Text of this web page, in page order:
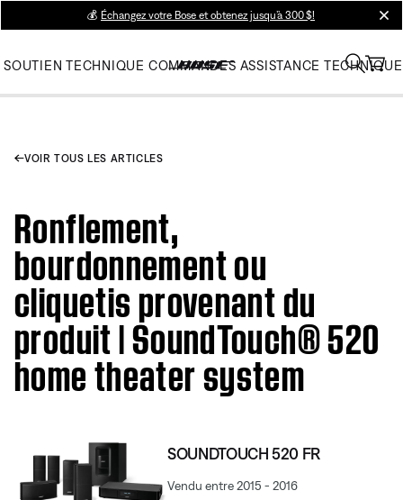
💰 Échangez votre Bose et obtenez jusqu’à 300 $!
SOUTIEN TECHNIQUE COMMANDES ASSISTANCE TECHNIQUE
VOIR TOUS LES ARTICLES
Ronflement,
bourdonnement ou
cliquetis provenant du
produit | SoundTouch® 520
home theater system
SOUNDTOUCH 520 FR
Vendu entre 2015 - 2016